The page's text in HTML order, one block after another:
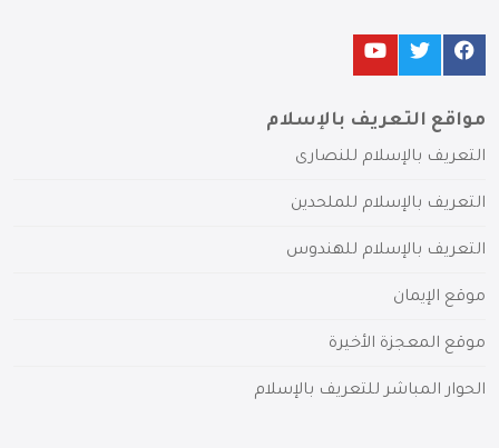
مواقع التعريف بالإسلام
التعريف بالإسلام للنصارى
التعريف بالإسلام للملحدين
التعريف بالإسلام للهندوس
موقع الإيمان
موقع المعجزة الأخيرة
الحوار المباشر للتعريف بالإسلام